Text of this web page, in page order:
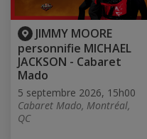
JIMMY MOORE
personnifie MICHAEL
JACKSON - Cabaret
Mado
5 septembre 2026, 15h00
Cabaret Mado, Montréal,
QC